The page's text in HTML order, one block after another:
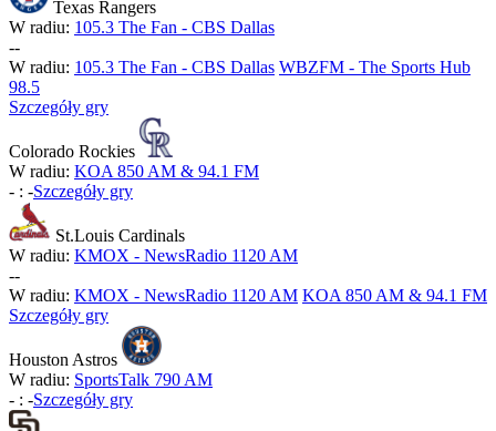
Texas Rangers
W radiu: 105.3 The Fan - CBS Dallas
--
W radiu: 105.3 The Fan - CBS Dallas WBZFM - The Sports Hub
98.5
Szczegóły gry
Colorado Rockies
W radiu: KOA 850 AM & 94.1 FM
- : -Szczegóły gry
St.Louis Cardinals
W radiu: KMOX - NewsRadio 1120 AM
--
W radiu: KMOX - NewsRadio 1120 AM KOA 850 AM & 94.1 FM
Szczegóły gry
Houston Astros
W radiu: SportsTalk 790 AM
- : -Szczegóły gry